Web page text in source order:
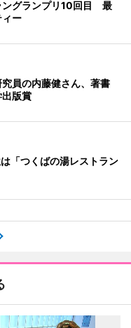
ングランプリ10回目 最
ー
員の内藤健さん、著書
出版賞
「つくばの湯レストラン